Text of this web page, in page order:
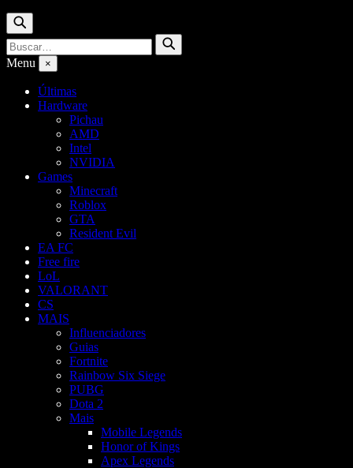
Buscar
Buscar
por:
Buscar
Menu ×
Últimas
Hardware
Pichau
AMD
Intel
NVIDIA
Games
Minecraft
Roblox
GTA
Resident Evil
EA FC
Free fire
LoL
VALORANT
CS
MAIS
Influenciadores
Guias
Fortnite
Rainbow Six Siege
PUBG
Dota 2
Mais
Mobile Legends
Honor of Kings
Apex Legends